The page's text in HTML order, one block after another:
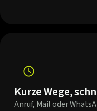
Kurze Wege,
Anruf, Mail oder